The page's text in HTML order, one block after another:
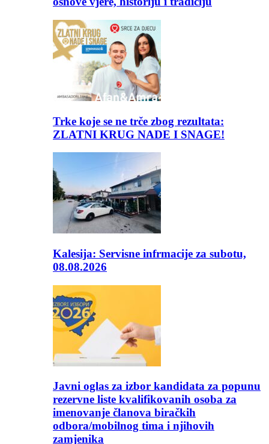
Trke koje se ne trče zbog rezultata:
ZLATNI KRUG NADE I SNAGE!
Kalesija: Servisne infrmacije za subotu,
08.08.2026
Javni oglas za izbor kandidata za popunu
rezervne liste kvalifikovanih osoba za
imenovanje članova biračkih
odbora/mobilnog tima i njihovih
zamjenika